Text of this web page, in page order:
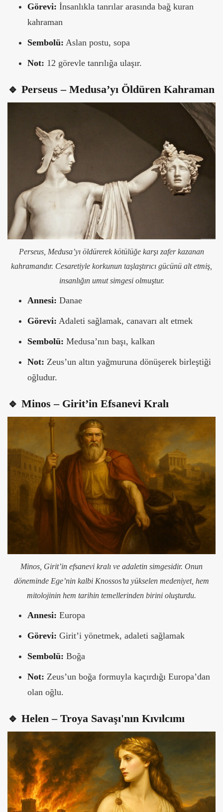
Görevi: İnsanlıkla tanrılar arasında bağ kuran
kahraman
Sembolü: Aslan postu, sopa
Not: 12 görevle tanrılığa ulaşır.
🔹 Perseus – Medusa’yı Öldüren Kahraman
Perseus, Medusa’yı öldürerek kötülüğe karşı zafer kazanan
kahramandır. Cesaretiyle korkunun taşlaştırıcı gücünü alt etmiş,
insanlığın umut simgesi olmuştur.
Annesi: Danae
Görevi: Adaleti sağlamak, canavarı alt etmek
Sembolü: Medusa’nın başı, kalkan
Not: Zeus’un altın yağmuruna dönüşerek birleştiği
oğludur.
🔹 Minos – Girit’in Efsanevi Kralı
Minos, Girit’in efsanevi kralı ve adaletin simgesidir. Onun
döneminde Ege’nin kalbi Knossos’ta yükselen medeniyet, hem
mitolojinin hem tarihin temellerinden birini oluşturdu.
Annesi: Europa
Görevi: Girit’i yönetmek, adaleti sağlamak
Sembolü: Boğa
Not: Zeus’un boğa formuyla kaçırdığı Europa’dan
olan oğlu.
🔹 Helen – Troya Savaşı'nın Kıvılcımı